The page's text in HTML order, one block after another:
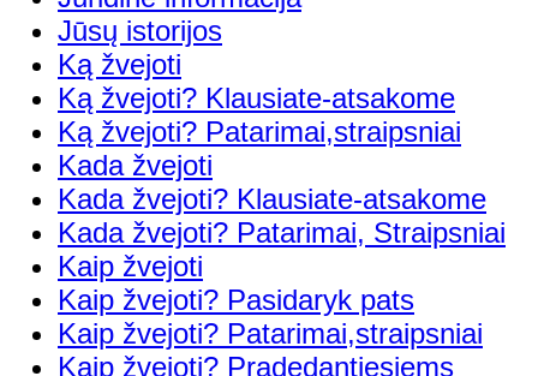
Jūsų istorijos
Ką žvejoti
Ką žvejoti? Klausiate-atsakome
Ką žvejoti? Patarimai,straipsniai
Kada žvejoti
Kada žvejoti? Klausiate-atsakome
Kada žvejoti? Patarimai, Straipsniai
Kaip žvejoti
Kaip žvejoti? Pasidaryk pats
Kaip žvejoti? Patarimai,straipsniai
Kaip žvejoti? Pradedantiesiems